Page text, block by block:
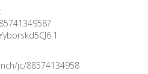
jc/88574134958